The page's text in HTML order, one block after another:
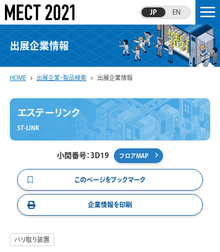
JP EN
出展企業情報
HOME 出展企業・製品検索 出展企業情報
エステーリンク
ST-LINK
小間番号：3D19 フロアMAP
このページをブックマーク
企業情報を印刷
バリ取り装置